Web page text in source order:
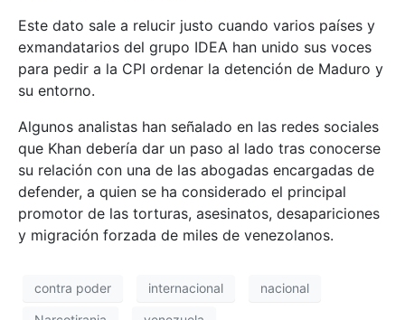
Este dato sale a relucir justo cuando varios países y
exmandatarios del grupo IDEA han unido sus voces
para pedir a la CPI ordenar la detención de Maduro y
su entorno.
Algunos analistas han señalado en las redes sociales
que Khan debería dar un paso al lado tras conocerse
su relación con una de las abogadas encargadas de
defender, a quien se ha considerado el principal
promotor de las torturas, asesinatos, desapariciones
y migración forzada de miles de venezolanos.
contra poder internacional nacional